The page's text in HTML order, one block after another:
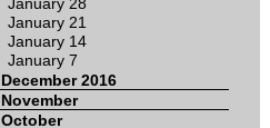
January 21
January 14
January 7
December 2016
November
October